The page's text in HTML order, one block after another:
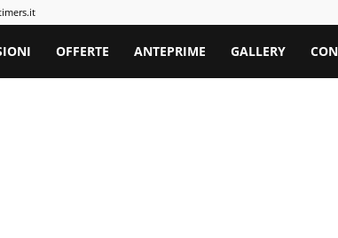
OFFERTE ANTEPRIME GALLERY